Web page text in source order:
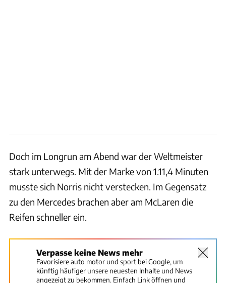
Doch im Longrun am Abend war der Weltmeister
stark unterwegs. Mit der Marke von 1.11,4 Minuten
musste sich Norris nicht verstecken. Im Gegensatz
zu den Mercedes brachen aber am McLaren die
Reifen schneller ein.
Verpasse keine News mehr
Favorisiere auto motor und sport bei Google, um
künftig häufiger unsere neuesten Inhalte und News
angezeigt zu bekommen. Einfach Link öffnen und